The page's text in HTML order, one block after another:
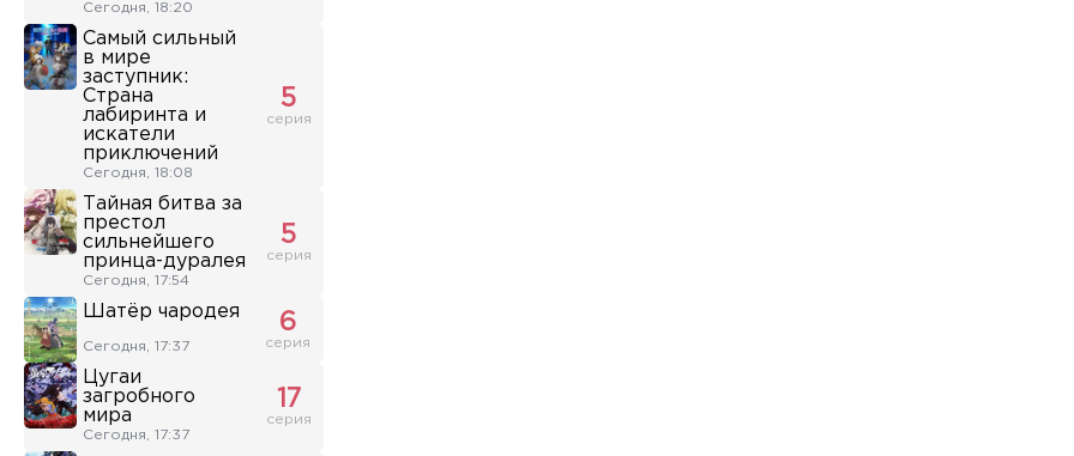
Сегодня, 18:20
Самый сильный
в мире
заступник:
Страна
лабиринта и
искатели
приключений
Сегодня, 18:08
5
серия
Тайная битва за
престол
сильнейшего
принца-дуралея
Сегодня, 17:54
5
серия
Шатёр чародея
Сегодня, 17:37
6
серия
Цугаи
загробного
мира
Сегодня, 17:37
17
серия